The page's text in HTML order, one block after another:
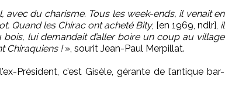
du charisme. Tous les week-ends, il venait en
Quand les Chirac ont acheté Bity, [en 1969, ndlr], il
lui demandait d’aller boire un coup au village
Chiraquiens !», sourit Jean-Paul Merpillat.
Président, c’est Gisèle, gérante de l’antique bar-